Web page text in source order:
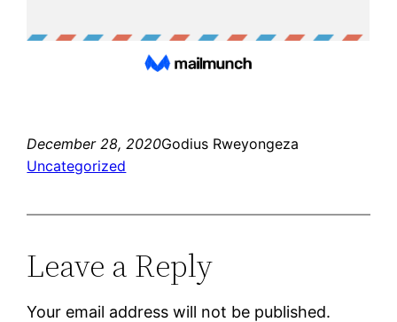
December 28, 2020Godius Rweyongeza
Uncategorized
Leave a Reply
Your email address will not be published.